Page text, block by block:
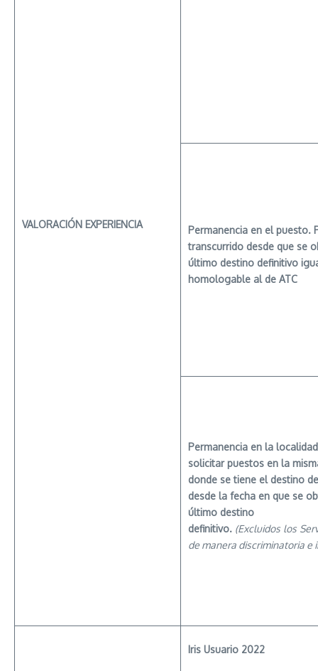
VALORACIÓN EXPERIENCIA
Permanencia en el puesto.
transcurrido desde que se
último destino definitivo
homologable al de ATC
Permanencia en la
solicitar puestos en la
donde se tiene el destino
desde la fecha en que se
último destino
definitivo. (Excluidos los
de manera discriminatoria e
Iris Usuario 2022